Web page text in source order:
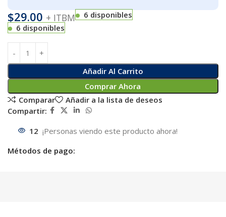
$29.00 + ITBM
6 disponibles
6 disponibles
Añadir Al Carrito
Comprar Ahora
Comparar
Añadir a la lista de deseos
Compartir:
12 ¡Personas viendo este producto ahora!
Métodos de pago: